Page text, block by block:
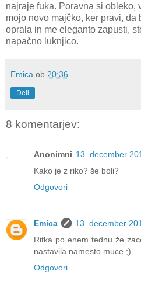
najraje fuka. Poravna si obleko,
mojo novo majčko, ker pravi, da
oprala in me eleganto zapusti,
napačno luknjico.
Emica ob 20:36
Deli
8 komentarjev:
Anonimni 13. december
Kako je z riko? še boli?
Odgovori
Emica
13. december
Ritka po enem tednu že
nastavila namesto muce ;)
Odgovori